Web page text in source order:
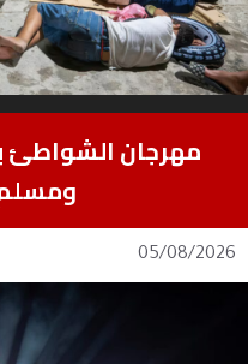
مهرجان
05/08/2026